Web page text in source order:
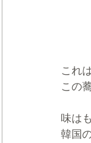
これ
この
味は
韓国